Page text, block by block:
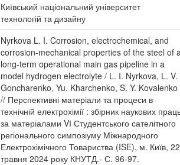
Київський національний університет
технологій та дизайну
Nyrkova L. I. Corrosion, electrochemical, and
corrosion-mechanical properties of the steel of
long-term operational main gas pipeline in a
model hydrogen electrolyte / L. I. Nyrkova, L. V.
Goncharenko, Yu. Kharchenko, S. Y. Kovalenko
// Перспективні матеріали та процеси в
технічній електрохімії : збірник наукових
за матеріалами VІ Студентського сателітного
регіонального симпозіуму Міжнародного
Електрохімічного Товариства (ISE), м. Київ, 22
травня 2024 року КНУТД.- С. 96-97.